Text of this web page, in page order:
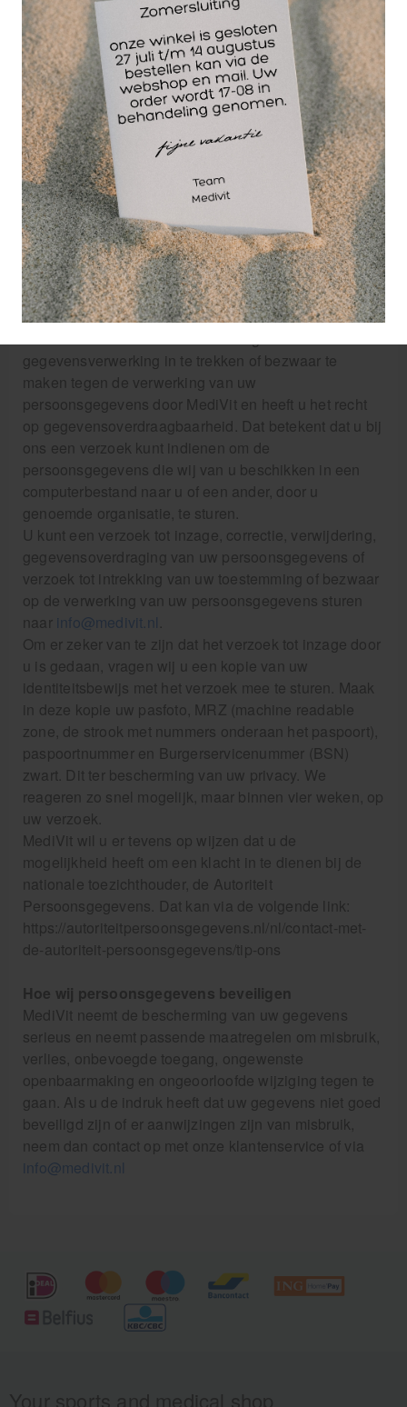
smartphone. De cookies die wij gebruiken zijn
noodzakelijk voor de technische werking van de
website en uw gebruiksgemak. Ze zorgen ervoor dat
de website naar behoren werkt en onthouden
bijvoorbeeld uw voorkeursinstellingen. Ook kunnen wij
hiermee onze website optimaliseren. U kunt zich
afmelden voor cookies door uw internetbrowser zo in
te stellen dat deze geen cookies meer opslaat.
Daarnaast kunt u ook alle informatie die eerder is
opgeslagen via de instellingen van uw browser
verwijderen.
Gegevens inzien, aanpassen of verwijderen
U heeft het recht om uw persoonsgegevens in te zien,
te corrigeren of te verwijderen. Daarnaast heeft u het
gegevensverwerking in te trekken of bezwaar te
maken tegen de verwerking van uw
persoonsgegevens door MediVit en heeft u het recht
op gegevensoverdraagbaarheid. Dat betekent dat u bij
ons een verzoek kunt indienen om de
persoonsgegevens die wij van u beschikken in een
computerbestand naar u of een ander, door u
genoemde organisatie, te sturen.
U kunt een verzoek tot inzage, correctie, verwijdering,
gegevensoverdraging van uw persoonsgegevens of
verzoek tot intrekking van uw toestemming of bezwaar
op de verwerking van uw persoonsgegevens sturen
naar info@medivit.nl.
Om er zeker van te zijn dat het verzoek tot inzage door
u is gedaan, vragen wij u een kopie van uw
identiteitsbewijs met het verzoek mee te sturen. Maak
in deze kopie uw pasfoto, MRZ (machine readable
zone, de strook met nummers onderaan het paspoort),
paspoortnummer en Burgerservicenummer (BSN)
zwart. Dit ter bescherming van uw privacy. We
reageren zo snel mogelijk, maar binnen vier weken, op
uw verzoek.
MediVit wil u er tevens op wijzen dat u de
mogelijkheid heeft om een klacht in te dienen bij de
nationale toezichthouder, de Autoriteit
Persoonsgegevens. Dat kan via de volgende link:
https://autoriteitpersoonsgegevens.nl/nl/contact-met-
de-autoriteit-persoonsgegevens/tip-ons
Hoe wij persoonsgegevens beveiligen
MediVit neemt de bescherming van uw gegevens
serieus en neemt passende maatregelen om misbruik,
verlies, onbevoegde toegang, ongewenste
openbaarmaking en ongeoorloofde wijziging tegen te
gaan. Als u de indruk heeft dat uw gegevens niet goed
beveiligd zijn of er aanwijzingen zijn van misbruik,
neem dan contact op met onze klantenservice of via
info@medivit.nl